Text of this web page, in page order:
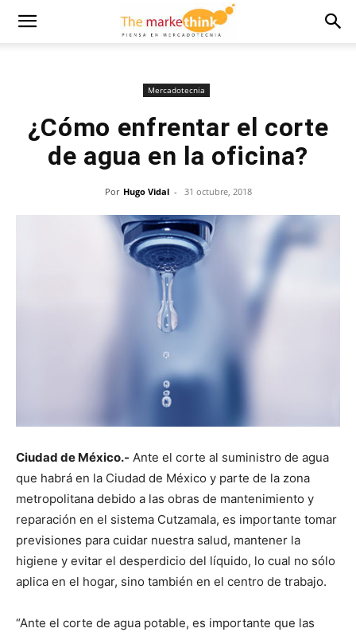
Mercadotecnia
¿Cómo enfrentar el corte
de agua en la oficina?
Por Hugo Vidal - 31 octubre, 2018
Ciudad de México.- Ante el corte al suministro de agua
que habrá en la Ciudad de México y parte de la zona
metropolitana debido a las obras de mantenimiento y
reparación en el sistema Cutzamala, es importante tomar
previsiones para cuidar nuestra salud, mantener la
higiene y evitar el desperdicio del líquido, lo cual no sólo
aplica en el hogar, sino también en el centro de trabajo.
“Ante el corte de agua potable, es importante que las